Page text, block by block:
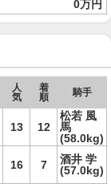
0万円
人
気
着
順
騎手
13 12
松若 風
馬
(58.0kg)
16 7
酒井 学
(57.0kg)